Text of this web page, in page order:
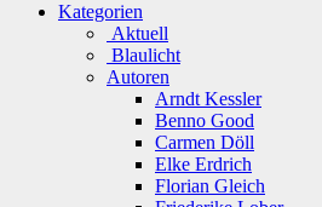
Kategorien
Aktuell
Blaulicht
Autoren
Arndt Kessler
Benno Good
Carmen Döll
Elke Erdrich
Florian Gleich